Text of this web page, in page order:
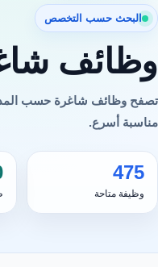
البحث حسب التخصص
وظائف
تصفح وظائف شاغرة حسب
مناسبة أسرع.
475
وظيفة متاحة